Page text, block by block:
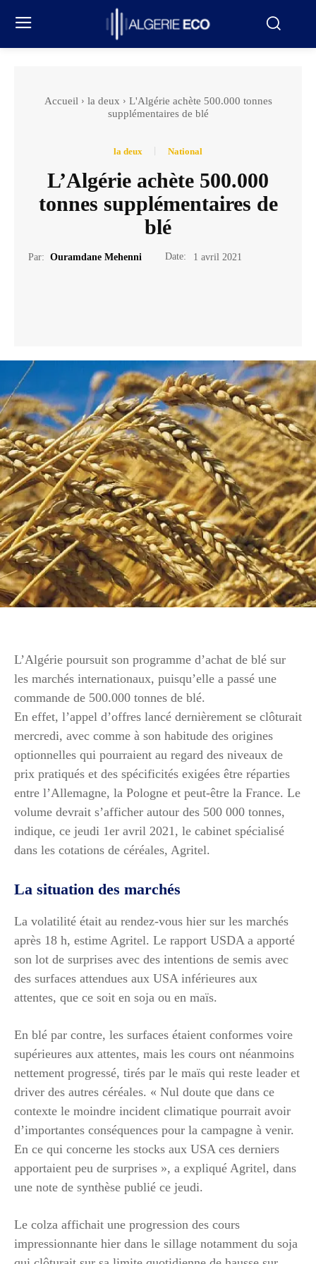
Accueil la deux
L'Algérie achète 500.000 tonnes
supplémentaires de blé
la deux National
L’Algérie achète 500.000
tonnes supplémentaires de
blé
Par: Ouramdane Mehenni Date: 1 avril 2021
L’Algérie poursuit son programme d’achat de blé sur
les marchés internationaux, puisqu’elle a passé une
commande de 500.000 tonnes de blé.
En effet, l’appel d’offres lancé dernièrement se clôturait
mercredi, avec comme à son habitude des origines
optionnelles qui pourraient au regard des niveaux de
prix pratiqués et des spécificités exigées être réparties
entre l’Allemagne, la Pologne et peut-être la France. Le
volume devrait s’afficher autour des 500 000 tonnes,
indique, ce jeudi 1er avril 2021, le cabinet spécialisé
dans les cotations de céréales, Agritel.
La situation des marchés
La volatilité était au rendez-vous hier sur les marchés
après 18 h, estime Agritel. Le rapport USDA a apporté
son lot de surprises avec des intentions de semis avec
des surfaces attendues aux USA inférieures aux
attentes, que ce soit en soja ou en maïs.
En blé par contre, les surfaces étaient conformes voire
supérieures aux attentes, mais les cours ont néanmoins
nettement progressé, tirés par le maïs qui reste leader et
driver des autres céréales. « Nul doute que dans ce
contexte le moindre incident climatique pourrait avoir
d’importantes conséquences pour la campagne à venir.
En ce qui concerne les stocks aux USA ces derniers
apportaient peu de surprises », a expliqué Agritel, dans
une note de synthèse publié ce jeudi.
Le colza affichait une progression des cours
impressionnante hier dans le sillage notamment du soja